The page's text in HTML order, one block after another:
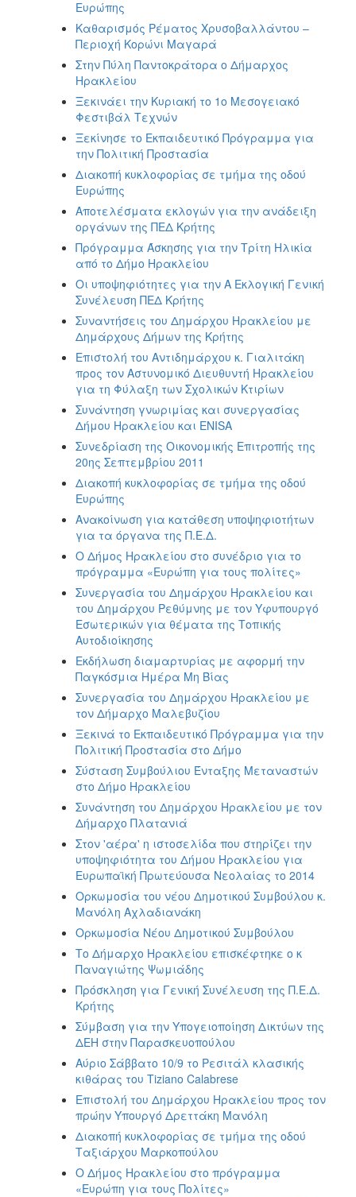
Ευρώπης
Καθαρισμός Ρέματος Χρυσοβαλλάντου –
Περιοχή Κορώνι Μαγαρά
Στην Πύλη Παντοκράτορα ο Δήμαρχος
Ηρακλείου
Ξεκινάει την Κυριακή το 1ο Μεσογειακό
Φεστιβάλ Τεχνών
Ξεκίνησε το Εκπαιδευτικό Πρόγραμμα για
την Πολιτική Προστασία
Διακοπή κυκλοφορίας σε τμήμα της οδού
Ευρώπης
Αποτελέσματα εκλογών για την ανάδειξη
οργάνων της ΠΕΔ Κρήτης
Πρόγραμμα Άσκησης για την Τρίτη Ηλικία
από το Δήμο Ηρακλείου
Οι υποψηφιότητες για την Α Εκλογική Γενική
Συνέλευση ΠΕΔ Κρήτης
Συναντήσεις του Δημάρχου Ηρακλείου με
Δημάρχους Δήμων της Κρήτης
Επιστολή του Aντιδημάρχου κ. Γιαλιτάκη
προς τον Αστυνομικό Διευθυντή Ηρακλείου
για τη Φύλαξη των Σχολικών Κτιρίων
Συνάντηση γνωριμίας και συνεργασίας
Δήμου Ηρακλείου και ENISA
Συνεδρίαση της Οικονομικής Επιτροπής της
20ης Σεπτεμβρίου 2011
Διακοπή κυκλοφορίας σε τμήμα της οδού
Ευρώπης
Ανακοίνωση για κατάθεση υποψηφιοτήτων
για τα όργανα της Π.Ε.Δ.
Ο Δήμος Ηρακλείου στο συνέδριο για το
πρόγραμμα «Ευρώπη για τους πολίτες»
Συνεργασία του Δημάρχου Ηρακλείου και
του Δημάρχου Ρεθύμνης με τον Υφυπουργό
Εσωτερικών για θέματα της Τοπικής
Αυτοδιοίκησης
Εκδήλωση διαμαρτυρίας με αφορμή την
Παγκόσμια Ημέρα Μη Βίας
Συνεργασία του Δημάρχου Ηρακλείου με
τον Δήμαρχο Μαλεβυζίου
Ξεκινά το Εκπαιδευτικό Πρόγραμμα για την
Πολιτική Προστασία στο Δήμο
Σύσταση Συμβούλιου Ένταξης Μεταναστών
στο Δήμο Ηρακλείου
Συνάντηση του Δημάρχου Ηρακλείου με τον
Δήμαρχο Πλατανιά
Στον 'αέρα' η ιστοσελίδα που στηρίζει την
υποψηφιότητα του Δήμου Ηρακλείου για
Ευρωπαϊκή Πρωτεύουσα Νεολαίας το 2014
Ορκωμοσία του νέου Δημοτικού Συμβούλου κ.
Μανόλη Αχλαδιανάκη
Ορκωμοσία Νέου Δημοτικού Συμβούλου
Το Δήμαρχο Ηρακλείου επισκέφτηκε ο κ
Παναγιώτης Ψωμιάδης
Πρόσκληση για Γενική Συνέλευση της Π.Ε.Δ.
Κρήτης
Σύμβαση για την Υπογειοποίηση Δικτύων της
ΔΕΗ στην Παρασκευοπούλου
Αύριο Σάββατο 10/9 το Ρεσιτάλ κλασικής
κιθάρας του Tiziano Calabrese
Επιστολή του Δημάρχου Ηρακλείου προς τον
πρώην Υπουργό Δρεττάκη Μανόλη
Διακοπή κυκλοφορίας σε τμήμα της οδού
Ταξιάρχου Μαρκοπούλου
Ο Δήμος Ηρακλείου στο πρόγραμμα
«Ευρώπη για τους Πολίτες»